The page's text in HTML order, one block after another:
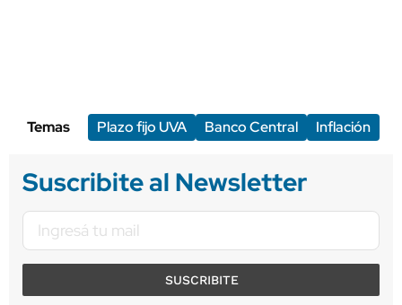
Temas Plazo fijo UVA Banco Central Inflación
Suscribite al Newsletter
SUSCRIBITE